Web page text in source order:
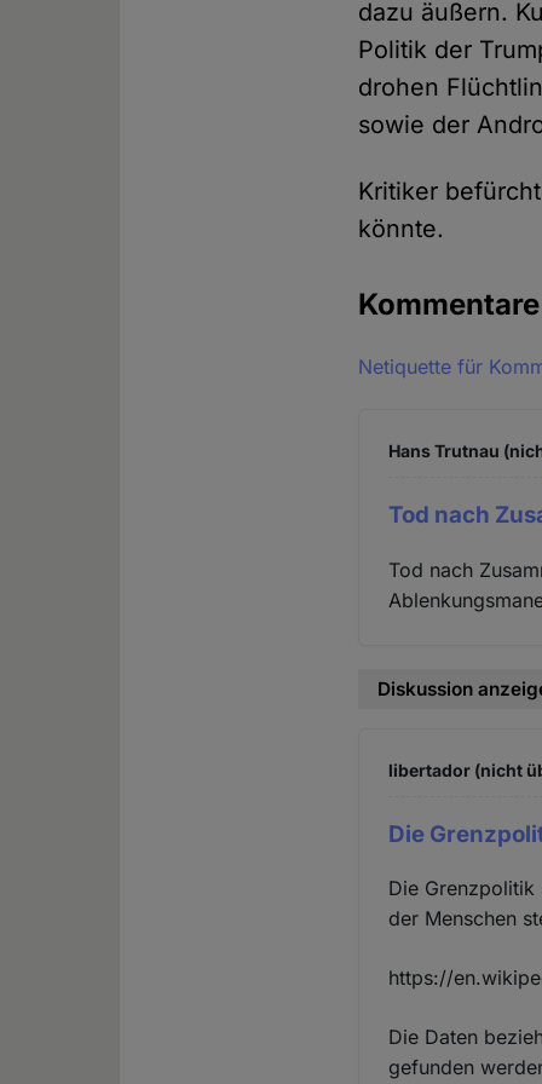
dazu äußern.
Politik der
drohen
sowie der
Kritiker
könnte.
Kommentare
Netiquette für
Hans Trutnau
Tod nach
Tod nach
Diskussion
libertador (nicht
Die
Die
der Menschen
https://
Die Daten
gefunden